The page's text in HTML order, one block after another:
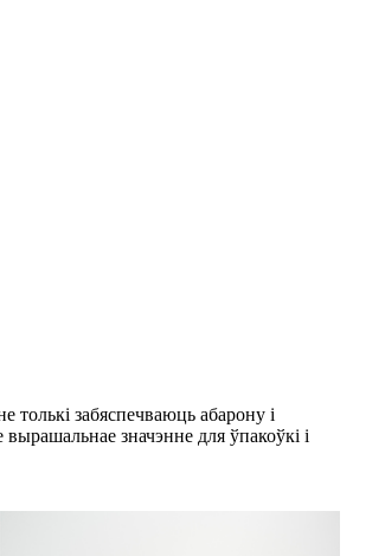
забяспечваюць абарону і
значэнне для ўпакоўкі і